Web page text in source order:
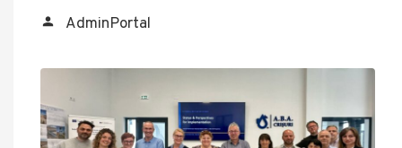
AdminPortal